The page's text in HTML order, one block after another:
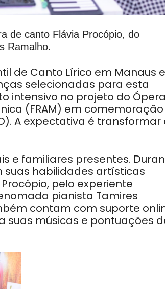
de canto Flávia Procópio, do
Ramalho.
de Canto Lírico em Manaus
selecionadas para esta
intensivo no projeto do Ópera
(FRAM) em comemoração
A expectativa é transformar
e familiares presentes.
suas habilidades artísticas
pelo experiente
pianista Tamires
contam com suporte
suas músicas e pontuações